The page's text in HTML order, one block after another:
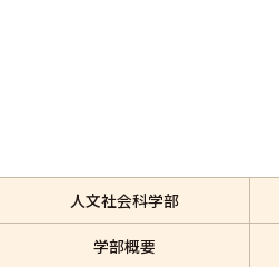
人文社会科学部
学部概要